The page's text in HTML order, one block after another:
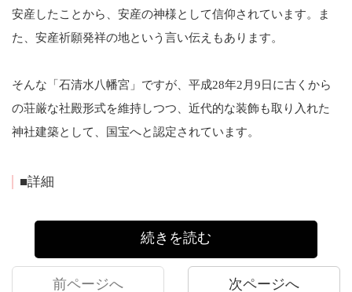
安産したことから、安産の神様として信仰されています。ま
た、安産祈願発祥の地という言い伝えもあります。
そんな「石清水八幡宮」ですが、平成28年2月9日に古くから
の荘厳な社殿形式を維持しつつ、近代的な装飾も取り入れた
神社建築として、国宝へと認定されています。
■詳細
続きを読む
前ページへ 次ページへ